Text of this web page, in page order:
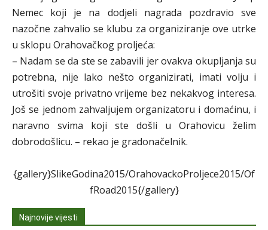
Nemec koji je na dodjeli nagrada pozdravio sve
nazočne zahvalio se klubu za organiziranje ove utrke
u sklopu Orahovačkog proljeća:
– Nadam se da ste se zabavili jer ovakva okupljanja su
potrebna, nije lako nešto organizirati, imati volju i
utrošiti svoje privatno vrijeme bez nekakvog interesa.
Još se jednom zahvaljujem organizatoru i domaćinu, i
naravno svima koji ste došli u Orahovicu želim
dobrodošlicu. – rekao je gradonačelnik.
{gallery}SlikeGodina2015/OrahovackoProljece2015/Of
fRoad2015{/gallery}
Najnovije vijesti